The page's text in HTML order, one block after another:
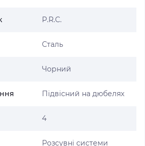
P.R.C.
Сталь
Чорний
Підвісний на дюбелях
4
Розсувні системи